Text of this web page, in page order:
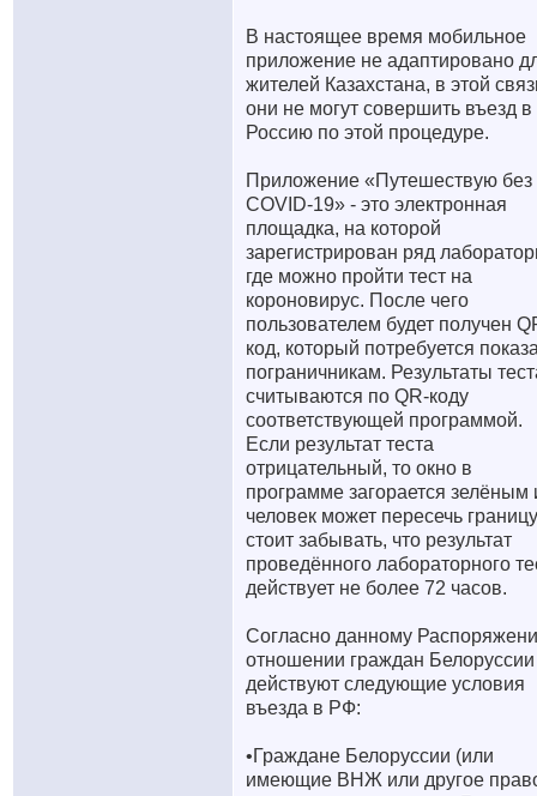
В настоящее время мобильное
приложение не адаптировано
жителей Казахстана, в этой
они не могут совершить въезд в
Россию по этой процедуре.
Приложение «Путешествую без
COVID-19» - это электронная
площадка, на которой
зарегистрирован ряд
где можно пройти тест на
короновирус. После чего
пользователем будет получен
код, который потребуется
пограничникам. Результаты
считываются по QR-коду
соответствующей программой.
Если результат теста
отрицательный, то окно в
программе загорается зелёным
человек может пересечь
стоит забывать, что результат
проведённого лабораторного
действует не более 72 часов.
Согласно данному
отношении граждан Белоруссии
действуют следующие условия
въезда в РФ:
•Граждане Белоруссии (или
имеющие ВНЖ или другое